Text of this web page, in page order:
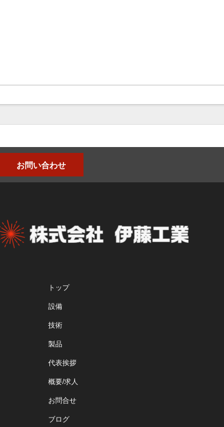
お問い合わせ
トップ
設備
技術
製品
代表挨拶
概要/求人
お問合せ
ブログ